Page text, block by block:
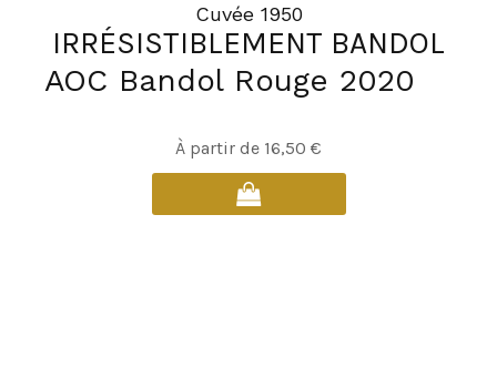
Cuvée 1950
IRRÉSISTIBLEMENT BANDOL
AOC Bandol Rouge 2020
À partir de 16,50 €
Ce
produit
a